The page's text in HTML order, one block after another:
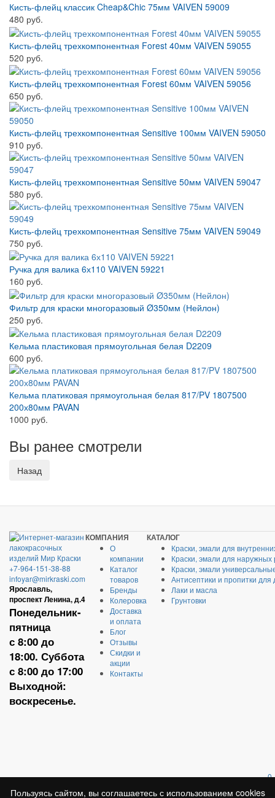
Пользуясь сайтом, вы соглашаетесь с использованием cookies
Кисть-флейц классик Cheap&Chic 75мм VAIVEN 59009
480 руб.
Кисть-флейц трехкомпонентная Forest 40мм VAIVEN 59055
520 руб.
Кисть-флейц трехкомпонентная Forest 60мм VAIVEN 59056
650 руб.
Кисть-флейц трехкомпонентная Sensitive 100мм VAIVEN 59050
910 руб.
Кисть-флейц трехкомпонентная Sensitive 50мм VAIVEN 59047
580 руб.
Кисть-флейц трехкомпонентная Sensitive 75мм VAIVEN 59049
750 руб.
Ручка для валика 6х110 VAIVEN 59221
160 руб.
Фильтр для краски многоразовый Ø350мм (Нейлон)
250 руб.
Кельма пластиковая прямоугольная белая D2209
600 руб.
Кельма платиковая прямоугольная белая 817/PV 1807500
200х80мм PAVAN
1000 руб.
Вы ранее смотрели
+7-964-151-38-88
infoyar@mirkraski.com
Ярославль,
проспект Ленина, д.4
Понедельник-
пятница
с 8:00 до
18:00. Суббота
с 8:00 до 17:00
Выходной:
воскресенье.
КОМПАНИЯ
О
компании
Каталог
товаров
Бренды
Колеровка
Доставка
и оплата
Блог
Отзывы
Скидки и
акции
Контакты
КАТАЛОГ
Краски, эмали для
Краски, эмали для наружных
Краски, эмали
Антисептики и пропитки для
Лаки и масла
Грунтовки
0